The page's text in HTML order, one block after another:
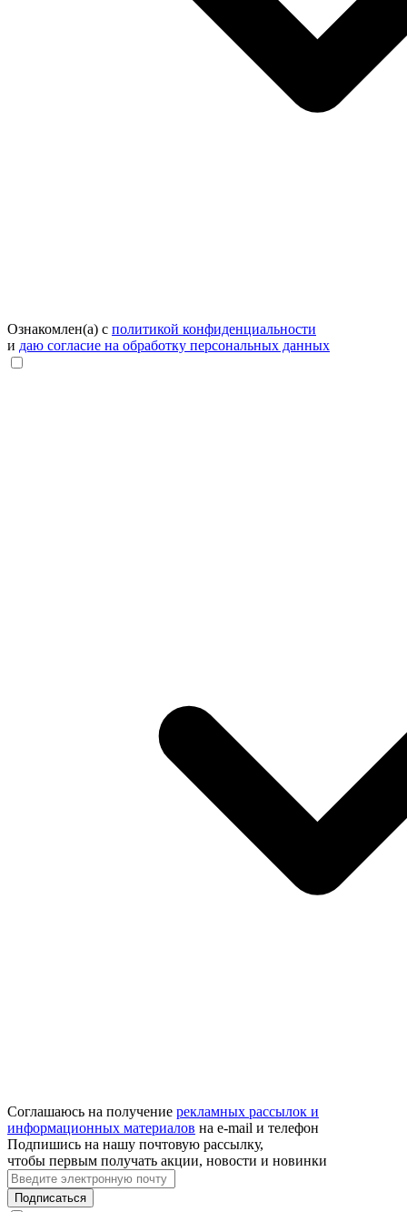
Ознакомлен(а) с политикой конфиденциальности
и даю согласие на обработку персональных данных
Соглашаюсь на получение рекламных рассылок и
информационных материалов на e‑mail и телефон
Подпишись на нашу почтовую рассылку,
чтобы первым получать акции, новости и новинки
Подписаться